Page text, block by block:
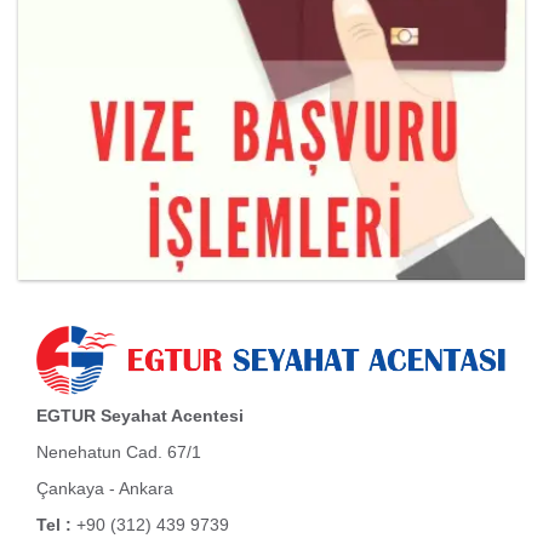
EGTUR Seyahat Acentesi
Nenehatun Cad. 67/1
Çankaya - Ankara
Tel : +90 (312) 439 9739